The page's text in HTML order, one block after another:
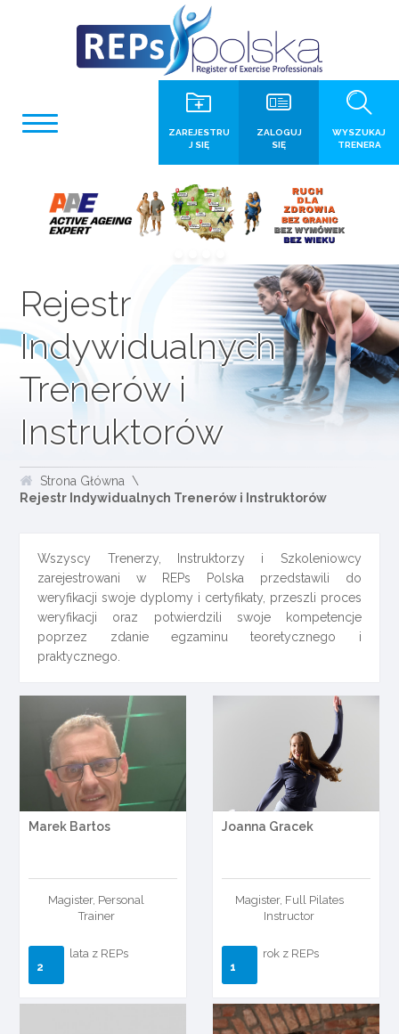
WYSZUKAJ
TRENERA
ZALOGUJ
SIĘ
ZAREJESTRU
J SIĘ
Rejestr
Indywidualnych
Trenerów i
Instruktorów
Strona Główna
Rejestr Indywidualnych Trenerów i Instruktorów
Wszyscy Trenerzy, Instruktorzy i Szkoleniowcy
zarejestrowani w REPs Polska przedstawili do
weryfikacji swoje dyplomy i certyfikaty, przeszli proces
weryfikacji oraz potwierdzili swoje kompetencje
poprzez zdanie egzaminu teoretycznego i
praktycznego.
Marek Bartos
Magister, Personal
Trainer
2
lata z REPs
Joanna Gracek
Magister, Full Pilates
Instructor
1
rok z REPs